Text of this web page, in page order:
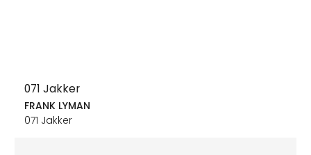
071 Jakker
FRANK LYMAN
071 Jakker